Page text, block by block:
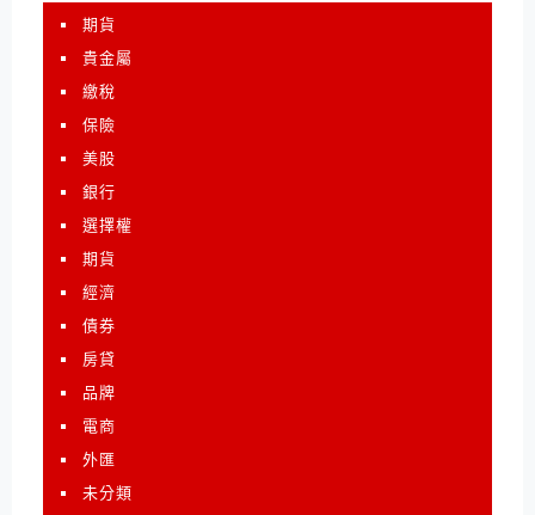
期貨
貴金屬
繳稅
保險
美股
銀行
選擇權
期貨
經濟
債券
房貸
品牌
電商
外匯
未分類